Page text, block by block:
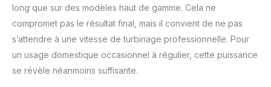
pendant le processus
de mélange. Le
récipient à glace en
acier inoxydable et la
partie mélangeuse
peuvent être retirés
long que sur des modèles haut de gamme. Cela ne
compromet pas le résultat final, mais il convient de ne pas
s’attendre à une vitesse de turbinage professionnelle. Pour
un usage domestique occasionnel à régulier, cette puissance
se révèle néanmoins suffisante.